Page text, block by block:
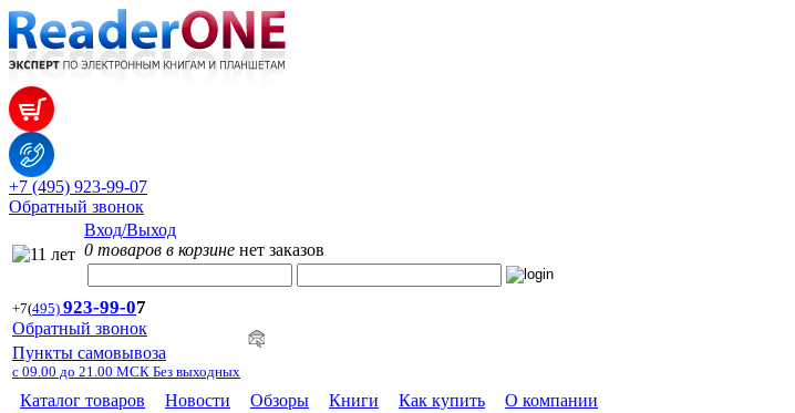
+7 (495) 923-99-07
Обратный звонок
Вход/Выход
0 товаров в корзине нет заказов
+7(495) 923-99-07
Обратный звонок
Пункты самовывоза
с 09.00 до 21.00 МСК Без выходных
Каталог товаров Новости Обзоры Книги Как купить
О компании